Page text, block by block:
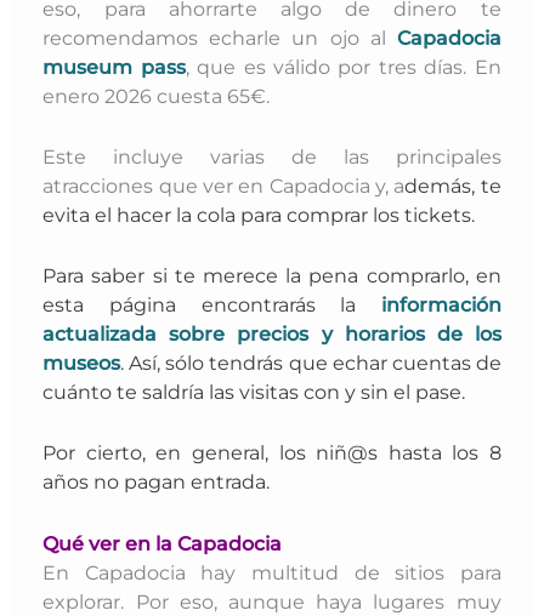
eso, para ahorrarte algo de dinero te
recomendamos echarle un ojo al Capadocia
museum pass, que es válido por tres días. En
enero 2026 cuesta 65€.
Este incluye varias de las principales
atracciones que ver en Capadocia y, además, te
evita el hacer la cola para comprar los tickets.
Para saber si te merece la pena comprarlo, en
esta página encontrarás la información
actualizada sobre precios y horarios de los
museos. Así, sólo tendrás que echar cuentas de
cuánto te saldría las visitas con y sin el pase.
Por cierto, en general, los niñ@s hasta los 8
años no pagan entrada.
Qué ver en la Capadocia
En Capadocia hay multitud de sitios para
explorar. Por eso, aunque haya lugares muy